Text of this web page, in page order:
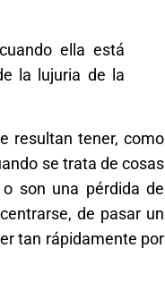
ella está
la lujuria de la
resultan tener, como
se trata de cosas
son una pérdida de
de pasar un
tan rápidamente por